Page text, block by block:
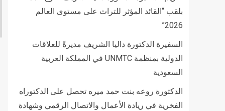
بلقب “القائد المؤثر للتراث على مستوى العالم
2026”
السفيرة الدكتورة داليا الشريف مديرةً للعلاقات
الدولية بمنظمة UNMTC في المملكة العربية
السعودية
الدكتورة روعه بنت حمد ميره تحصل على الدكتوراه
الفخرية في ريادة الأعمال والاتصال الرقمي وشهادة